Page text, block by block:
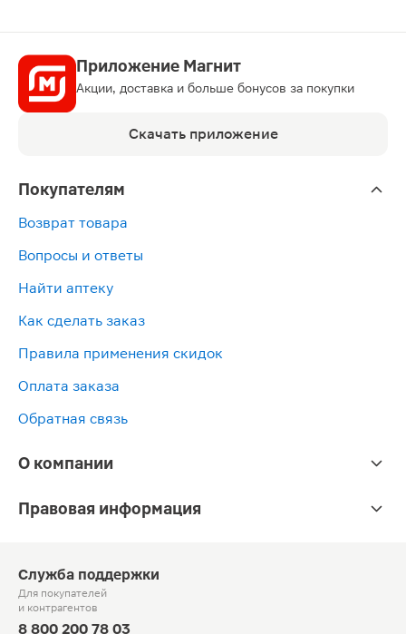
Приложение Магнит
Акции, доставка и больше бонусов за покупки
Скачать приложение
Покупателям
Возврат товара
Вопросы и ответы
Найти аптеку
Как сделать заказ
Правила применения скидок
Оплата заказа
Обратная связь
О компании
Правовая информация
Служба поддержки
Для покупателей
и контрагентов
8 800 200 78 03